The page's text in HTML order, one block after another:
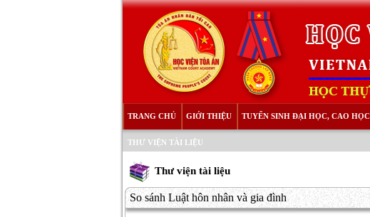
TRANG CHỦ GIỚI THIỆU TUYỂN SINH ĐẠI HỌC, CAO HỌC
THƯ VIỆN TÀI LIỆU
Thư viện tài liệu
So sánh Luật hôn nhân và gia đình